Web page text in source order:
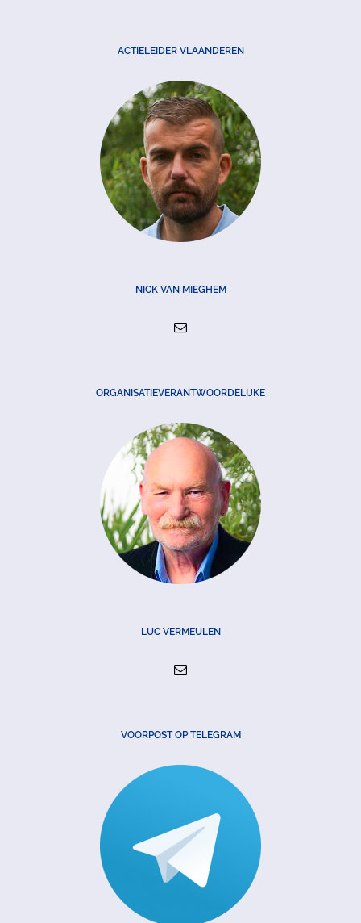
ACTIELEIDER VLAANDEREN
NICK VAN MIEGHEM
ORGANISATIEVERANTWOORDELIJKE
LUC VERMEULEN
VOORPOST OP TELEGRAM